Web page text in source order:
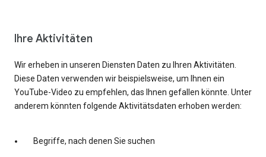
Ihre Aktivitäten
Wir erheben in unseren Diensten Daten zu Ihren Aktivitäten.
Diese Daten verwenden wir beispielsweise, um Ihnen ein
YouTube-Video zu empfehlen, das Ihnen gefallen könnte. Unter
anderem könnten folgende Aktivitätsdaten erhoben werden:
Begriffe, nach denen Sie suchen